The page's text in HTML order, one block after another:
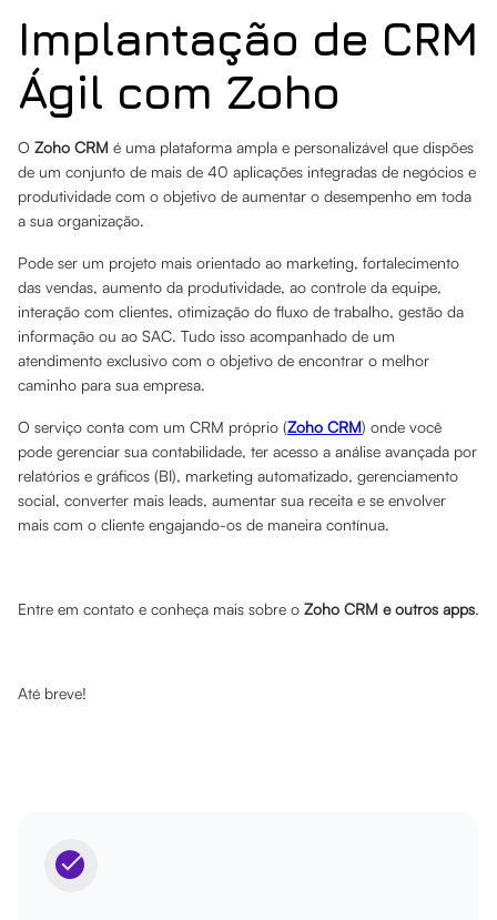
Implantação de CRM
Ágil com Zoho
O Zoho CRM é uma plataforma ampla e personalizável que dispões
de um conjunto de mais de 40 aplicações integradas de negócios e
produtividade com o objetivo de aumentar o desempenho em toda
a sua organização.
Pode ser um projeto mais orientado ao marketing, fortalecimento
das vendas, aumento da produtividade, ao controle da equipe,
interação com clientes, otimização do fluxo de trabalho, gestão da
informação ou ao SAC. Tudo isso acompanhado de um
atendimento exclusivo com o objetivo de encontrar o melhor
caminho para sua empresa.
O serviço conta com um CRM próprio (Zoho CRM) onde você
pode gerenciar sua contabilidade, ter acesso a análise avançada por
relatórios e gráficos (BI), marketing automatizado, gerenciamento
social, converter mais leads, aumentar sua receita e se envolver
mais com o cliente engajando-os de maneira contínua.
Entre em contato e conheça mais sobre o Zoho CRM e outros apps.
Até breve!